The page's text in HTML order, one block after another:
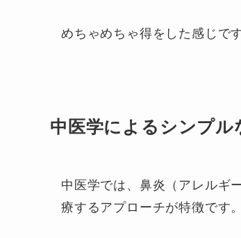
めちゃめちゃ得をした感じで
中医学によるシンプル
中医学では、鼻炎（アレルギ
療するアプローチが特徴です。